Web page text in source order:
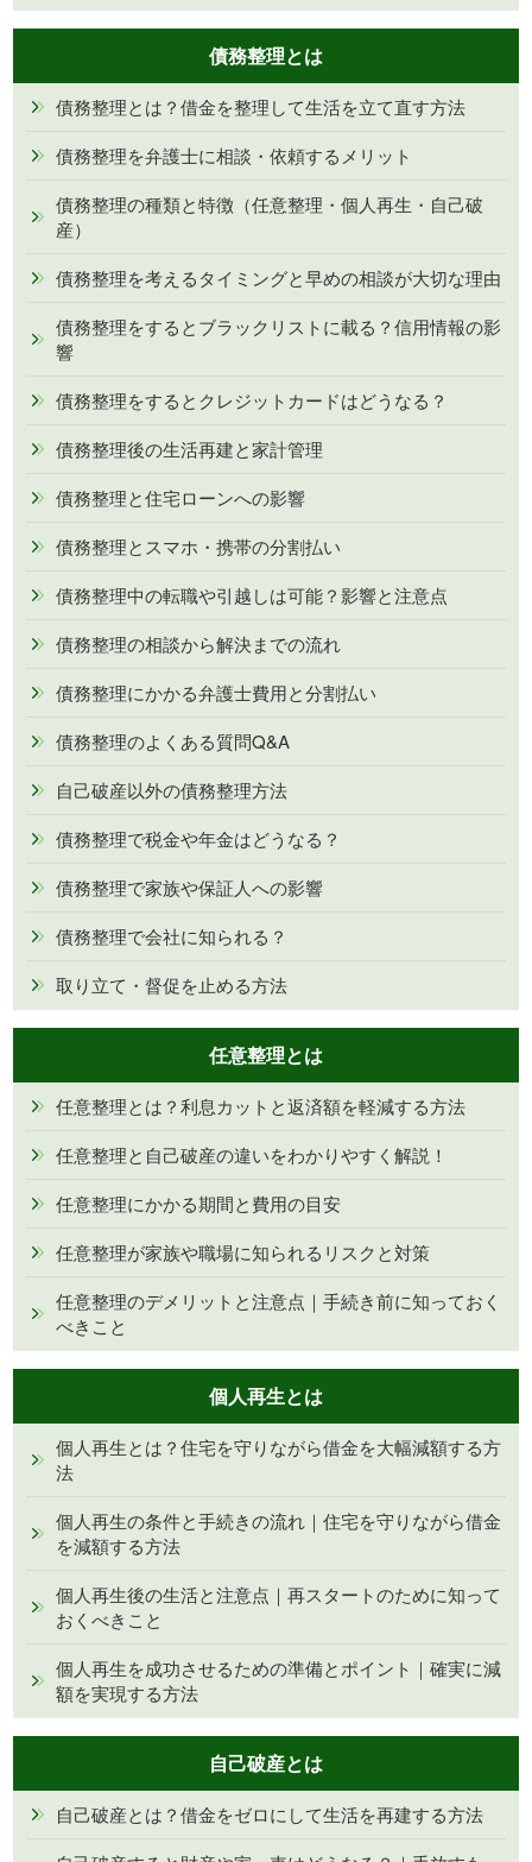
債務整理とは
債務整理とは？借金を整理して生活を立て直す方法
債務整理を弁護士に相談・依頼するメリット
債務整理の種類と特徴（任意整理・個人再生・自己破
産）
債務整理を考えるタイミングと早めの相談が大切な理由
債務整理をするとブラックリストに載る？信用情報の影
響
債務整理をするとクレジットカードはどうなる？
債務整理後の生活再建と家計管理
債務整理と住宅ローンへの影響
債務整理とスマホ・携帯の分割払い
債務整理中の転職や引越しは可能？影響と注意点
債務整理の相談から解決までの流れ
債務整理にかかる弁護士費用と分割払い
債務整理のよくある質問Q&A
自己破産以外の債務整理方法
債務整理で税金や年金はどうなる？
債務整理で家族や保証人への影響
債務整理で会社に知られる？
取り立て・督促を止める方法
任意整理とは
任意整理とは？利息カットと返済額を軽減する方法
任意整理と自己破産の違いをわかりやすく解説！
任意整理にかかる期間と費用の目安
任意整理が家族や職場に知られるリスクと対策
任意整理のデメリットと注意点｜手続き前に知っておく
べきこと
個人再生とは
個人再生とは？住宅を守りながら借金を大幅減額する方
法
個人再生の条件と手続きの流れ｜住宅を守りながら借金
を減額する方法
個人再生後の生活と注意点｜再スタートのために知って
おくべきこと
個人再生を成功させるための準備とポイント｜確実に減
額を実現する方法
自己破産とは
自己破産とは？借金をゼロにして生活を再建する方法